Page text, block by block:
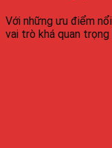
Với những ưu điểm
vai trò khá quan trọng